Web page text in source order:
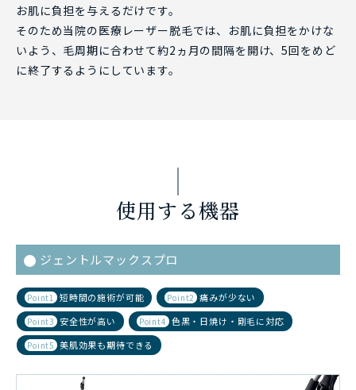
お肌に負担を与えるだけです。
そのため当院の医療レーザー脱毛では、お肌に負担をかけな
いよう、毛周期に合わせて約2ヵ月の間隔を開け、5回をめど
に終了するようにしています。
使用する機器
ジェントルマックスプロ
Point1 短時間の施術が可能 Point2 痛みが少ない
Point3 安全性が高い Point4 色黒・日焼け・剛毛に対応
Point5 美肌効果も期待できる